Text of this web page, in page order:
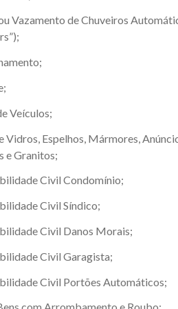
Vazamento de Chuveiros
Veículos;
Vidros, Espelhos, Mármores,
e Granitos;
Civil Condomínio;
Civil Síndico;
Civil Danos Morais;
Civil Garagista;
Civil Portões Automáticos;